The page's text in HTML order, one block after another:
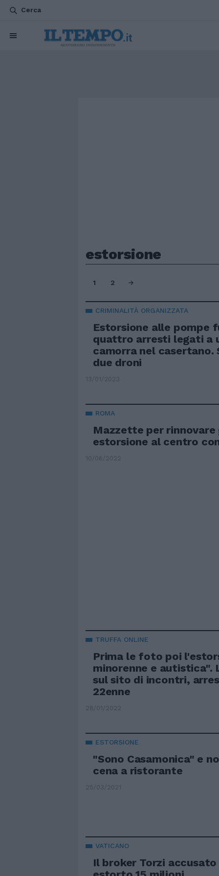
Cerca
estorsione
1 2
CRIMINALITÀ ORGANIZZATA
Estorsione alle pompe
quattro arresti legati a
camorra nel casertano.
due droni
13/01/2023
ROMA
Mazzette per
estorsione al centro
10/06/2022
TRUFFA ONLINE
Prima le foto poi
minorenne e autistica".
sul sito di incontri,
22enne
28/01/2022
ESTORSIONE
"Sono Casamonica" e
cena a ristorante
25/03/2021
VATICANO
Il broker Torzi accusato